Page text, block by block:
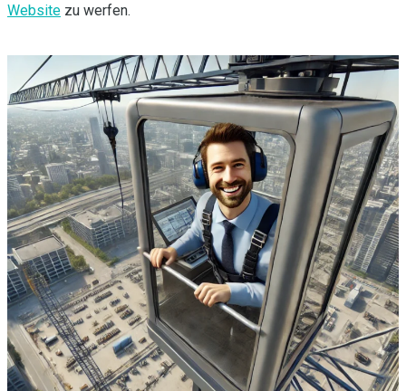
Website zu werfen.